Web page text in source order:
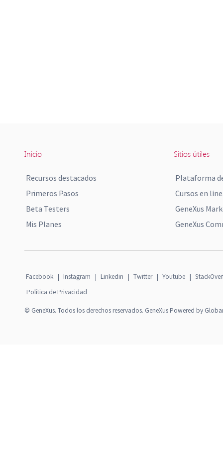
Inicio
Recursos destacados
Primeros Pasos
Beta Testers
Mis Planes
Sitios útiles
Plataforma
Cursos en
GeneXus
GeneXus
Facebook | Instagram | Linkedin | Twitter | Youtube |
Política de Privacidad
© GeneXus. Todos los derechos reservados. GeneXus Powered by